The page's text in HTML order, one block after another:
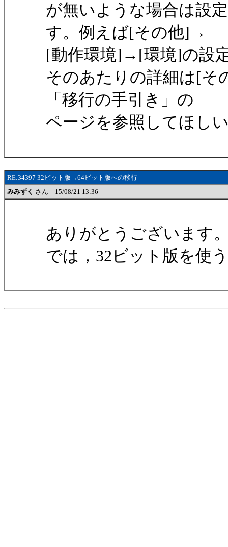
が無いような場合は設
す。例えば[その他]→
[動作環境]→[環境]の設
そのあたりの詳細は[
「移行の手引き」の
ページを参照してほし
RE:34397 32ビット版→64ビット版への移行
みみずく さん 15/08/21 13:36
ありがとうございます
では，32ビット版を使